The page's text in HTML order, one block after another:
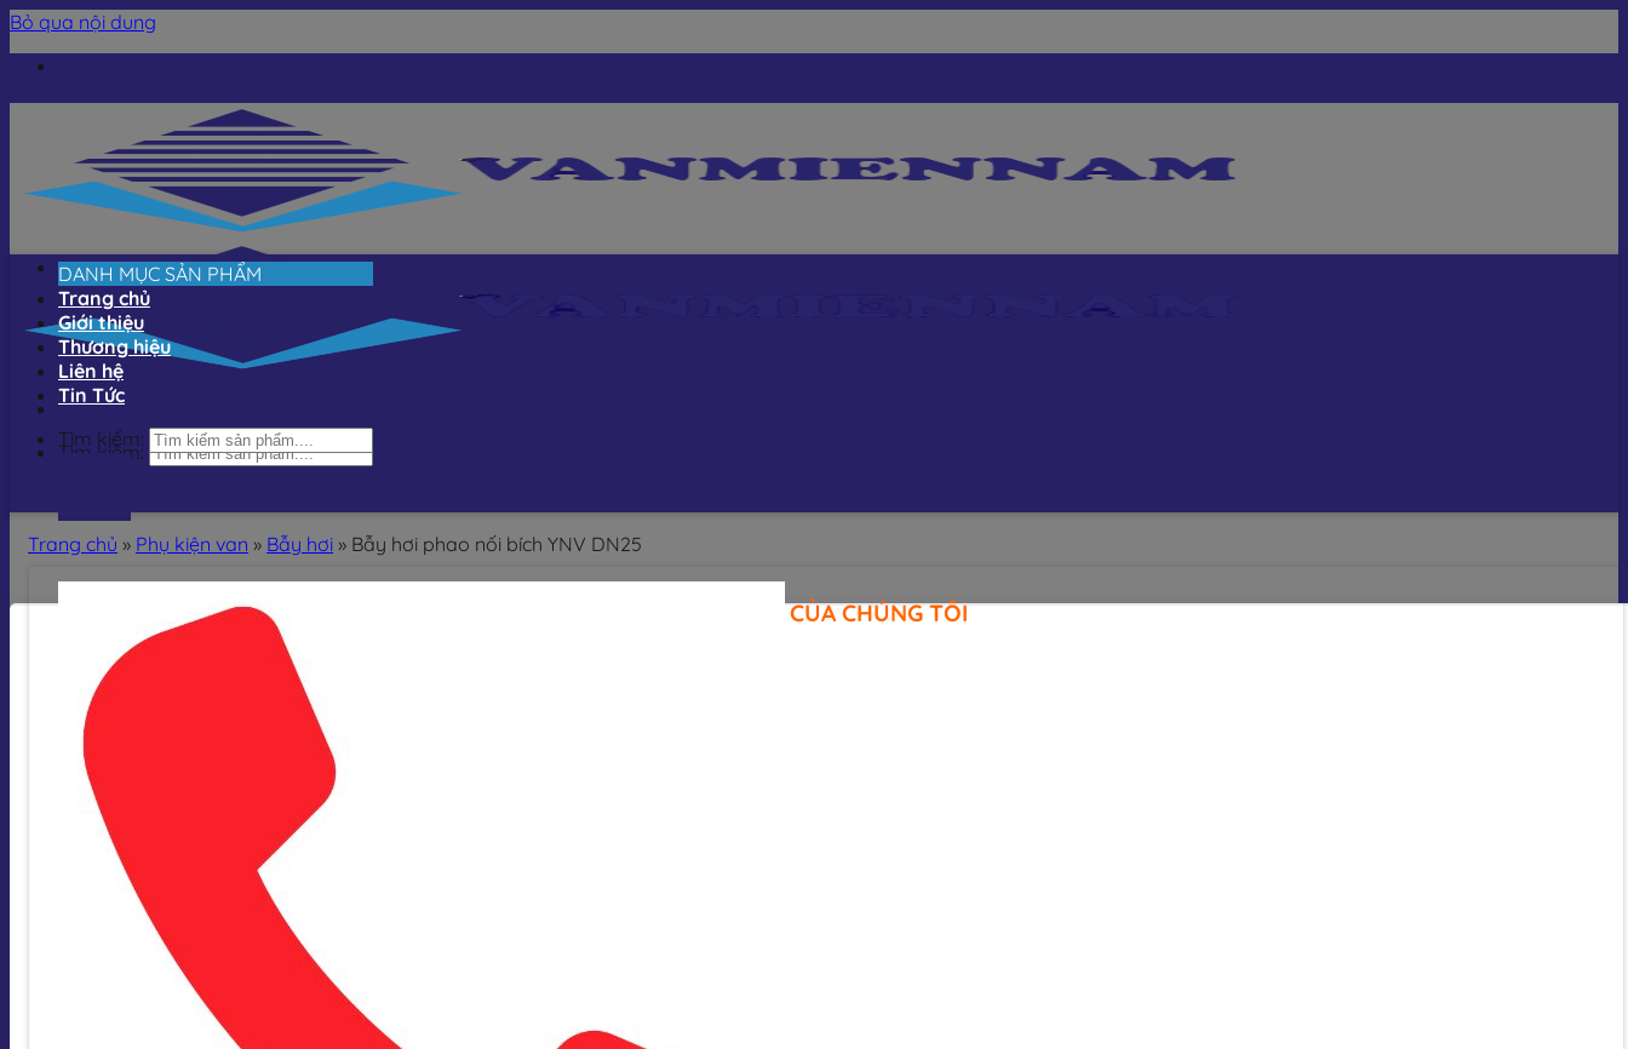
Bỏ qua nội dung
Tìm kiếm:
DANH MỤC SẢN PHẨM
Trang chủ
Giới thiệu
Thương hiệu
Liên hệ
Tin Tức
Tìm kiếm:
Trang chủ » Phụ kiện van » Bẫy hơi » Bẫy hơi phao nối bích YNV DN25
CAM KẾT CỦA CHÚNG TÔI